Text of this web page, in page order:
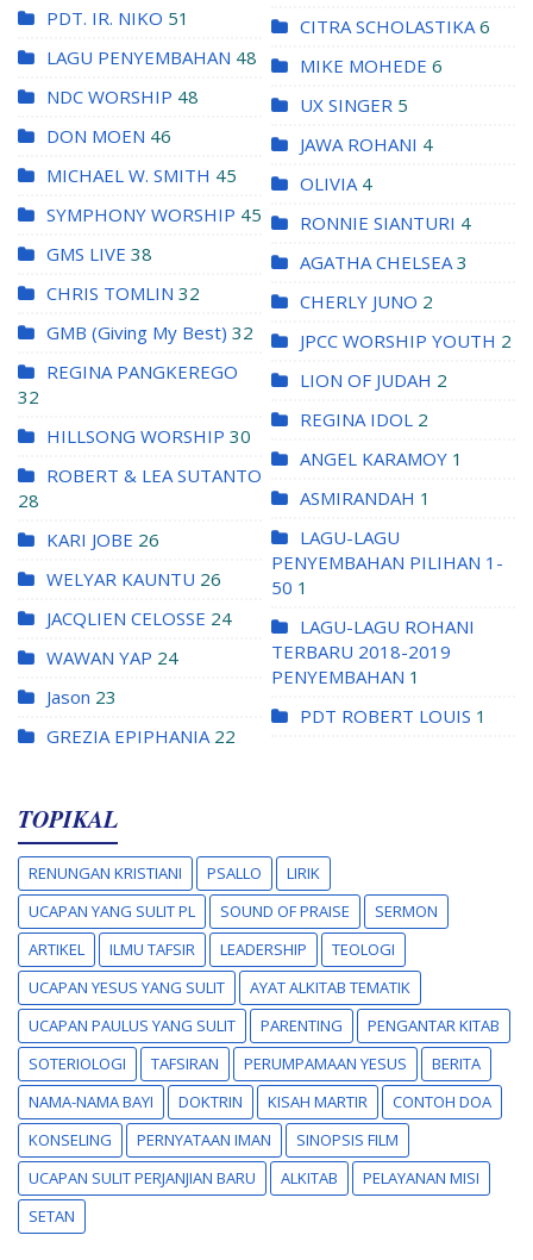
PDT. IR. NIKO 51
LAGU PENYEMBAHAN 48
NDC WORSHIP 48
DON MOEN 46
MICHAEL W. SMITH 45
SYMPHONY WORSHIP 45
GMS LIVE 38
CHRIS TOMLIN 32
GMB (Giving My Best) 32
REGINA PANGKEREGO
32
HILLSONG WORSHIP 30
ROBERT & LEA SUTANTO
28
KARI JOBE 26
WELYAR KAUNTU 26
JACQLIEN CELOSSE 24
WAWAN YAP 24
Jason 23
GREZIA EPIPHANIA 22
CITRA SCHOLASTIKA 6
MIKE MOHEDE 6
UX SINGER 5
JAWA ROHANI 4
OLIVIA 4
RONNIE SIANTURI 4
AGATHA CHELSEA 3
CHERLY JUNO 2
JPCC WORSHIP YOUTH 2
LION OF JUDAH 2
REGINA IDOL 2
ANGEL KARAMOY 1
ASMIRANDAH 1
LAGU-LAGU
PENYEMBAHAN PILIHAN 1-
50 1
LAGU-LAGU ROHANI
TERBARU 2018-2019
PENYEMBAHAN 1
PDT ROBERT LOUIS 1
TOPIKAL
RENUNGAN KRISTIANI PSALLO
LIRIK
UCAPAN YANG SULIT PL
SOUND OF PRAISE
SERMON
ARTIKEL
ILMU TAFSIR LEADERSHIP
TEOLOGI
UCAPAN YESUS YANG SULIT
AYAT ALKITAB TEMATIK
UCAPAN PAULUS YANG SULIT
PARENTING
PENGANTAR KITAB
SOTERIOLOGI
TAFSIRAN PERUMPAMAAN YESUS
BERITA
NAMA-NAMA BAYI
DOKTRIN KISAH MARTIR
CONTOH DOA
KONSELING
PERNYATAAN IMAN
SINOPSIS FILM
UCAPAN SULIT PERJANJIAN BARU
ALKITAB
PELAYANAN MISI
SETAN